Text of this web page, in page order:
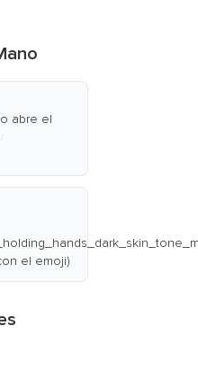
abre el
el emoji)